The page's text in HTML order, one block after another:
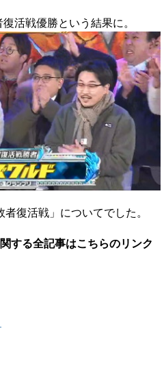
活戦優勝という結果に。
復活戦」についてでした。
する全記事はこちらのリンク